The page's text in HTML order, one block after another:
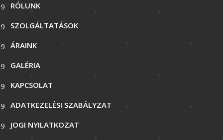
RÓLUNK
SZOLGÁLTATÁSOK
ÁRAINK
GALÉRIA
KAPCSOLAT
ADATKEZELÉSI SZABÁLYZAT
JOGI NYILATKOZAT